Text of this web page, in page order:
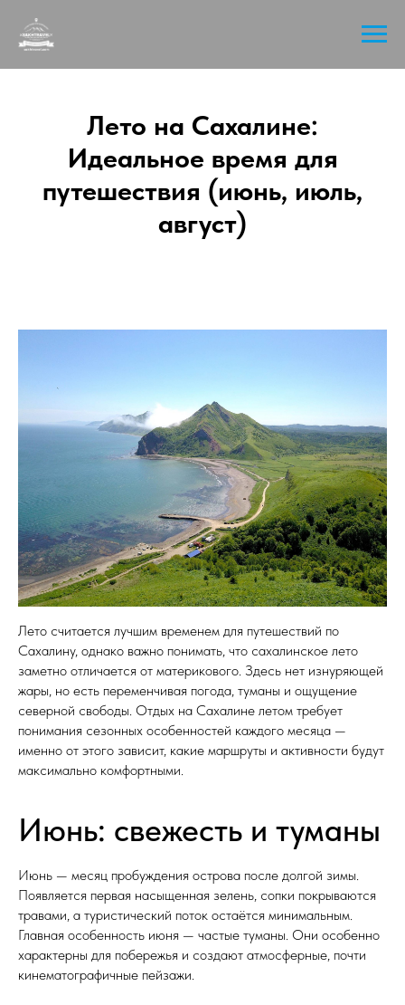
Лето на Сахалине:
Идеальное время для
путешествия (июнь, июль,
август)
Лето считается лучшим временем для путешествий по
Сахалину, однако важно понимать, что сахалинское лето
заметно отличается от материкового. Здесь нет изнуряющей
жары, но есть переменчивая погода, туманы и ощущение
северной свободы. Отдых на Сахалине летом требует
понимания сезонных особенностей каждого месяца —
именно от этого зависит, какие маршруты и активности будут
максимально комфортными.
Июнь: свежесть и туманы
Июнь — месяц пробуждения острова после долгой зимы.
Появляется первая насыщенная зелень, сопки покрываются
травами, а туристический поток остаётся минимальным.
Главная особенность июня — частые туманы. Они особенно
характерны для побережья и создают атмосферные, почти
кинематографичные пейзажи.